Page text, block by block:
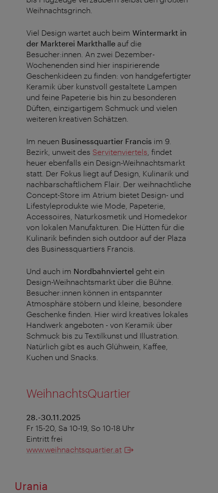
Weihnachtsgrinch.
Viel Design wartet auch beim Wintermarkt in
der Markterei Markthalle auf die
Besucher:innen. An zwei Dezember-
Wochenenden sind hier inspirierende
Geschenkideen zu finden: von handgefertigter
Keramik über kunstvoll gestaltete Lampen
und feine Papeterie bis hin zu besonderen
Düften, einzigartigem Schmuck und vielen
weiteren kreativen Schätzen.
Im neuen Businessquartier Francis im 9.
Bezirk, unweit des Servitenviertels , findet
heuer ebenfalls ein Design-Weihnachtsmarkt
statt. Der Fokus liegt auf Design, Kulinarik und
nachbarschaftlichem Flair. Der weihnachtliche
Concept-Store im Atrium bietet Design- und
Lifestyleprodukte wie Mode, Papeterie,
Accessoires, Naturkosmetik und Homedekor
von lokalen Manufakturen. Die Hütten für die
Kulinarik befinden sich outdoor auf der Plaza
des Businessquartiers Francis.
Und auch im Nordbahnviertel geht ein
Design-Weihnachtsmarkt über die Bühne.
Besucher:innen können in entspannter
Atmosphäre stöbern und kleine, besondere
Geschenke finden. Hier wird kreatives lokales
Handwerk angeboten - von Keramik über
Schmuck bis zu Textilkunst und Illustration.
Natürlich gibt es auch Glühwein, Kaffee,
Kuchen und Snacks.
WeihnachtsQuartier
28.-30.11.2025
Fr 15-20, Sa 10-19, So 10-18 Uhr
Eintritt frei
www.weihnachtsquartier.at
Urania